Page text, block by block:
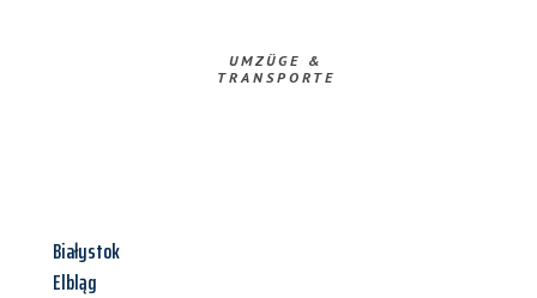
UMZÜGE &
TRANSPORTE
Białystok
Elbląg